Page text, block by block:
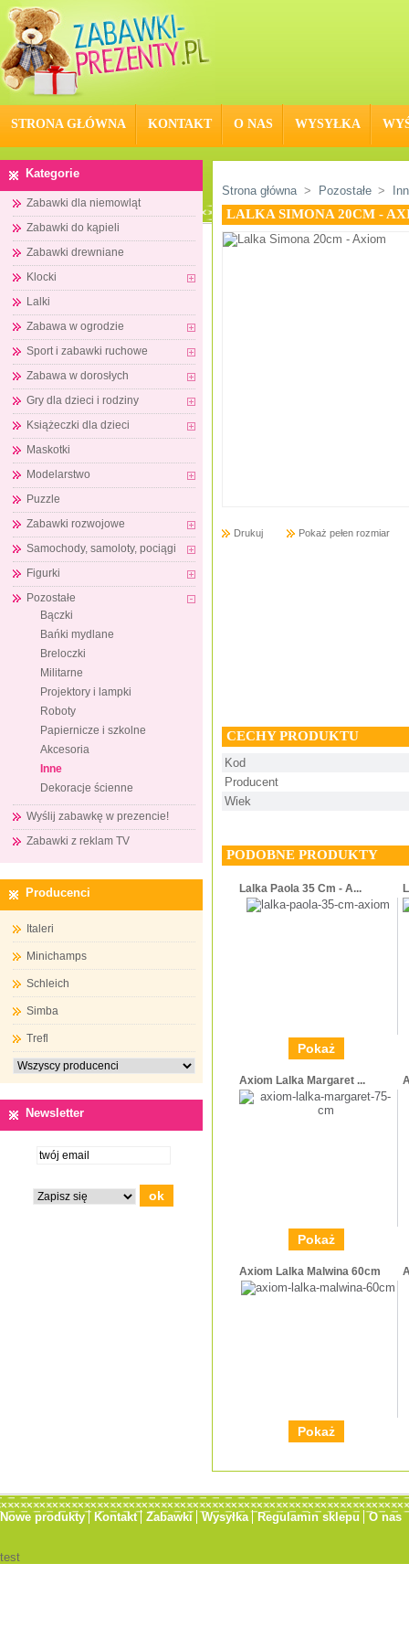
STRONA GŁÓWNA KONTAKT O NAS WYSYŁKA
Kategorie
Zabawki dla niemowląt
Zabawki do kąpieli
Zabawki drewniane
Klocki
Lalki
Zabawa w ogrodzie
Sport i zabawki ruchowe
Zabawa w dorosłych
Gry dla dzieci i rodziny
Książeczki dla dzieci
Maskotki
Modelarstwo
Puzzle
Zabawki rozwojowe
Samochody, samoloty, pociągi
Figurki
Pozostałe
Bączki
Bańki mydlane
Breloczki
Militarne
Projektory i lampki
Roboty
Papiernicze i szkolne
Akcesoria
Inne
Dekoracje ścienne
Wyślij zabawkę w prezencie!
Zabawki z reklam TV
Producenci
Italeri
Minichamps
Schleich
Simba
Trefl
Newsletter
Strona główna > Pozostałe >
LALKA SIMONA 20CM -
Drukuj Pokaż pełen rozmiar
CECHY PRODUKTU
Kod
Producent
Wiek
PODOBNE PRODUKTY
Lalka Paola 35 Cm - A...
Pokaż
Axiom Lalka Margaret ...
Pokaż
Axiom Lalka Malwina 60cm
Pokaż
Nowe produkty Kontakt Zabawki Wysyłka Regulamin sklepu O nas
test